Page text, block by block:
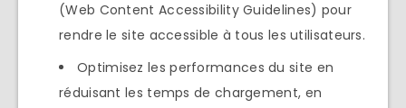
(Web Content Accessibility Guidelines) pour
rendre le site accessible à tous les utilisateurs.
Optimisez les performances du site en
réduisant les temps de chargement, en